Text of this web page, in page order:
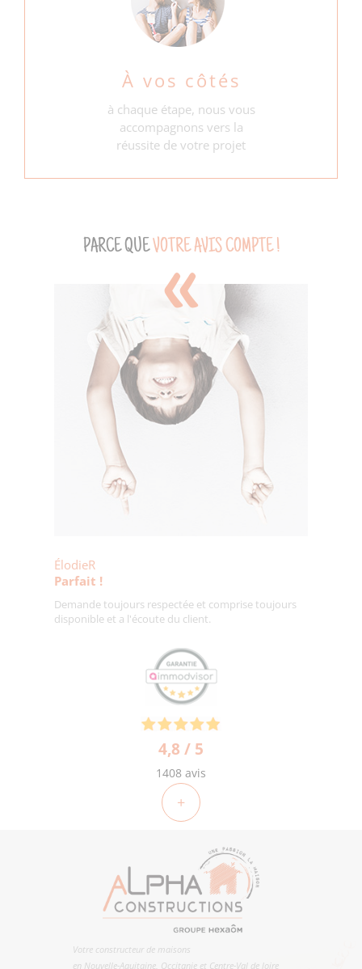
À vos côtés
à chaque étape, nous vous
accompagnons vers la
réussite de votre projet
PARCE QUEVOTRE AVIS COMPTE !
ÉlodieR
Parfait !
Demande toujours respectée et comprise toujours
disponible et a l'écoute du client.
4,8 / 5
1408 avis
+
Votre constructeur de maisons
en Nouvelle-Aquitaine, Occitanie et Centre-Val de loire